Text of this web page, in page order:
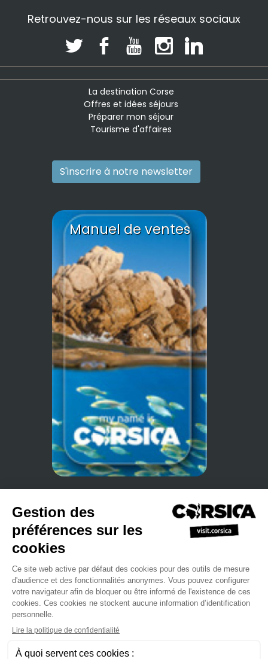
Retrouvez-nous sur les réseaux sociaux
La destination Corse
Offres et idées séjours
Préparer mon séjour
Tourisme d'affaires
S'inscrire à notre newsletter
Manuel de ventes